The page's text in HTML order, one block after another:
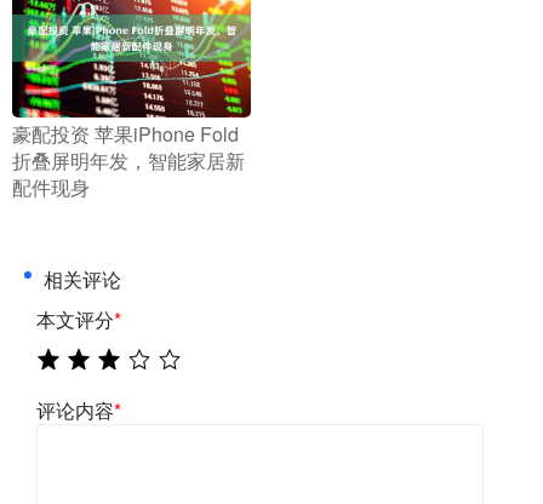
​豪配投资 苹果iPhone Fold
折叠屏明年发，智能家居新
配件现身
相关评论
本文评分*
评论内容*